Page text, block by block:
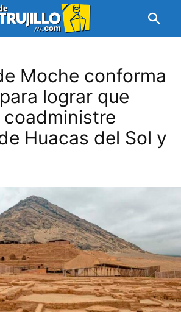
Moche conforma
lograr que
Huacas del Sol y